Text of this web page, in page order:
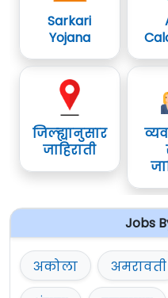
Sarkari
Yojana
जिल्ह्यानुसार
जाहिराती
Jobs
अकोला अमरावती